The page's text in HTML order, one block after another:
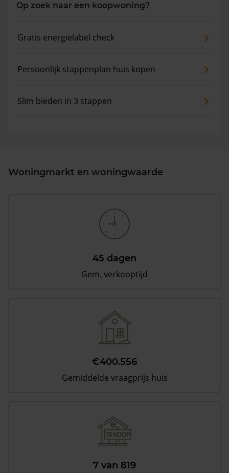
Op zoek naar een koopwoning?
Gratis energielabel check
Persoonlijk stappenplan huis kopen
Slim bieden in 3 stappen
Woningmarkt en woningwaarde
45 dagen
Gem. verkooptijd
€400.556
Gemiddelde vraagprijs huis
7 van 819